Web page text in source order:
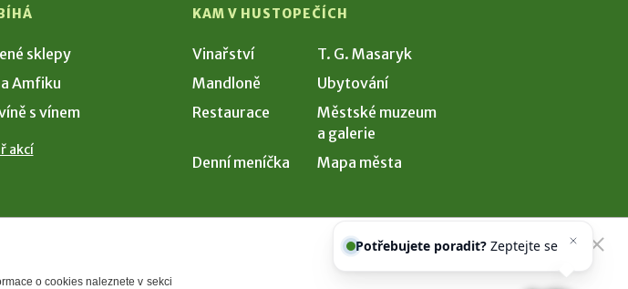
sklepy
Amfiku
s vínem
akcí
KAM V HUSTOPEČÍCH
Vinařství
T. G. Masaryk
Mandloně
Ubytování
Restaurace
Městské muzeum
a galerie
Denní meníčka
Mapa města
o cookies naleznete v sekci
našeho asistentaChet